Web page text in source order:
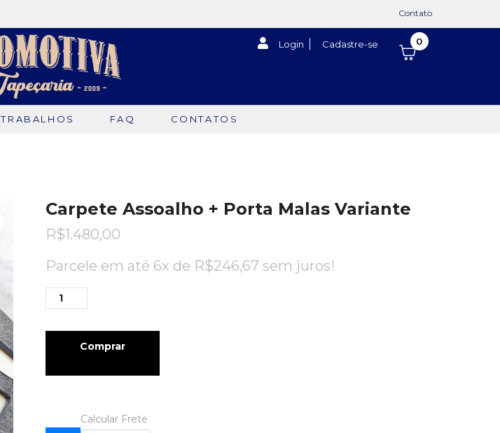
Contato
Login Cadastre-se 0
TRABALHOS FAQ CONTATOS
Carpete Assoalho + Porta Malas Variante
R$1.480,00
Parcele em até 6x de R$246,67 sem juros!
Comprar
Calcular Frete